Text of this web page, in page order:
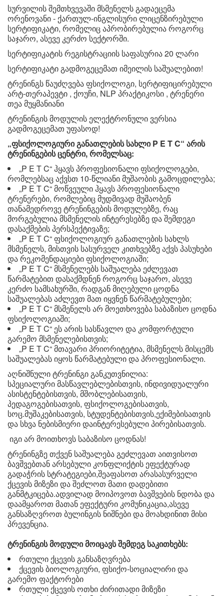
სურვილის შემთხვევაში მსმენელს გადაეცემა
ორენოვანი - ქართულ-ინგლისური ლიცენზირებული
სერტიფიკატი, რომელიც აპრობირებულია როგორც
საჯარო, ასევე კერძო სექტორში.
სერტიფიკატის რეგისტრაციის საფასურია 20 ლარი
სერტიფიკატი გადმოგეცემათ იმეილის საშუალებით!
ტრენინგს წაუძღვება ფსიქოლოგი, სერტიფიცირებული
არტ-თერაპევტი , ქოუჩი, NLP პრაქტიკოსი , ტრენერი
თეა მუყმანიანი
ტრენინგის მოდულის ელექტრონული ვერსია
გადმოგეცემათ უფასოდ!
„ფსიქოლოგიური განათლების სახლი P E T C“ არის
ტრენინგების ცენტრი, რომელსაც:
„P E T C“ ჰყავს პროფესიონალი ფსიქოლოგები,
რომლებსაც აქვსთ 10-წლიანი მუშაობის გამოცდილება;
„P E T C“ მოწვეული ჰყავს პროფესიონალი
ტრენერები, რომლებიც მუდმივად მუშაობენ
თანამედროვე ტრენინგების მოდულებზე, რაც
მორგებულია მსმენელის ინტერესებზე და შემდეგი
დასაქმების პერსპექტივაზე;
„P E T C“ ფსიქოლოგიურ განათლების სახლს
მსმენელს, მისთვის სასურველ კითხვებზე აქვს პასუხები
და რეკომენდაციები ფსიქოლოგიაში;
„P E T C“ მსმენელებს საშუალება ეძლევათ
წარმატებით დასაქმდნენ როგორც საჯარო, ასევე
კერძო სამსახურში, რადგან მიღებული ცოდნა
საშუალებას აძლევთ მათ იყვნენ წარმატებულები;
„P E T C“ მსმენელს არ მოეთხოვება საბაზისო ცოდნა
ფსიქოლოგიაში;
„P E T C“ ეს არის სასწავლო და კომფორტული
გარემო მსმენელებისთვის;
„P E T C“ მთავარი პრიორიტეტია, მსმენელს მისცემს
საშუალებას იყოს წარმატებული და პროფესიონალი.
აღნიშნული ტრენინგი განკუთვნილია:
სპეციალური მასწავლებლებისთვის, ინდივიდუალური
ასისტენტებისთვის, მშობლებისათვის,
პედაგოგებისათვის, ფსიქოლოგებისათვის,
სოც.მუშაკებისათვის, სტუდენტებისთვის,ექიმებისათვის
და სხვა ნებისმიერი დაინტერესებული პირებისათვის.
იგი არ მოითხოვს საბაზისო ცოდნას!
ტრენინგზე თქვენ საშუალება გეძლევათ აითვისოთ
ბავშვებთან არსებული კონფლიქტის ეფექტურად
გადაჭრის სტრატეგიები,შეაფასოთ არასასურველი
ქცევის მიზეზი და შეძლოთ მათი დადებითი
განმტკიცება.ადვილად მოიპოვოთ ბავშვების ნდობა და
დაამყაროთ მათან ეფექტური კომუნიკაცია,ასევე
განსაზღვროთ ბულინგის ნიშნები და მოახდინით მისი
პრევენცია.
ტრენინგის მოდული მოიცავს შემდეგ საკითხებს:
რთული ქცევის განსაზღვრება
ქცევის ბიოლოგიური, ფსიქო-სოციალირი და
გარემო ფაქტორები
რთული ქცევის ოთხი ძირითადი მიზეზი